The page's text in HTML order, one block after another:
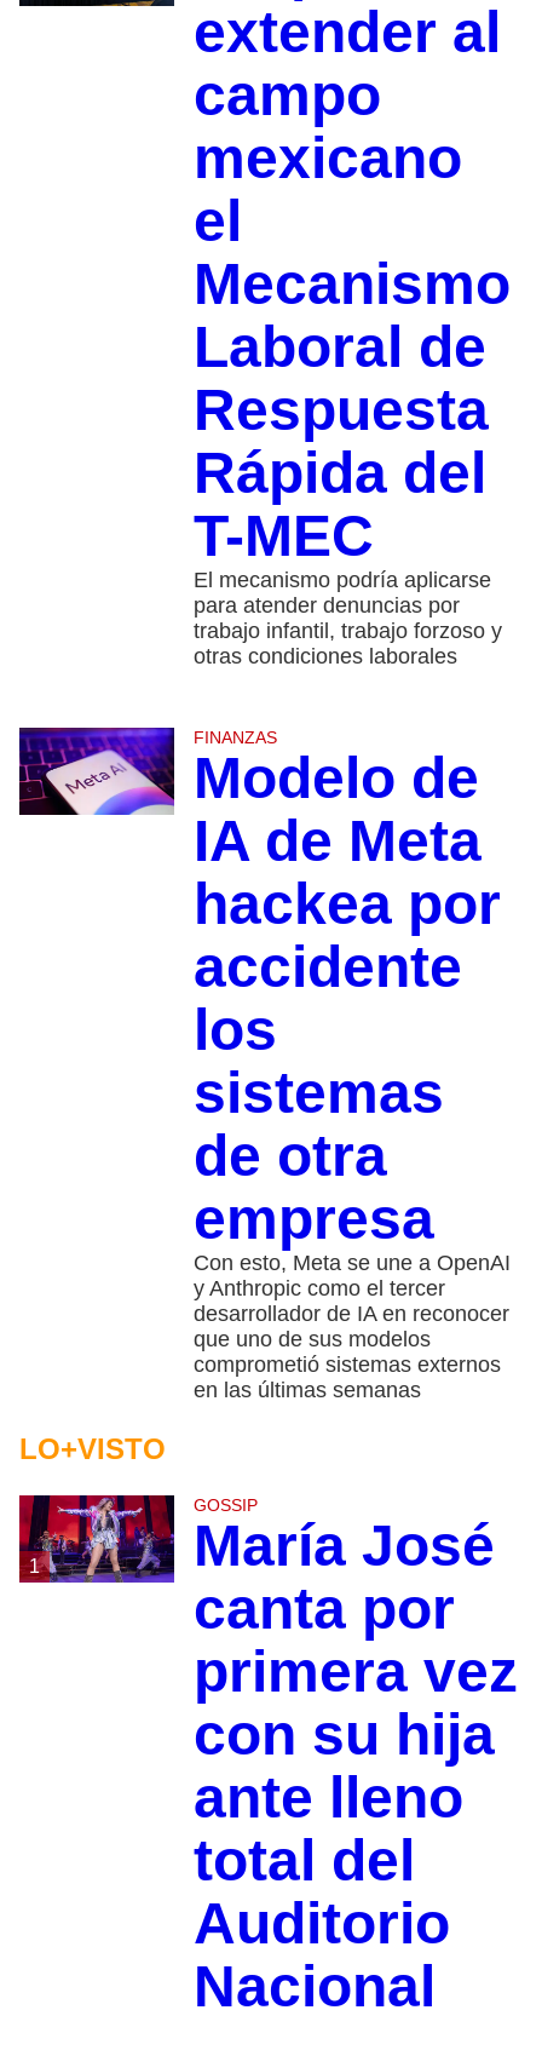
extender al
campo
mexicano
el
Mecanismo
Laboral de
Respuesta
Rápida del
T-MEC
El mecanismo podría aplicarse
para atender denuncias por
trabajo infantil, trabajo forzoso y
otras condiciones laborales
FINANZAS
Modelo de
IA de Meta
hackea por
accidente
los
sistemas
de otra
empresa
Con esto, Meta se une a OpenAI
y Anthropic como el tercer
desarrollador de IA en reconocer
que uno de sus modelos
comprometió sistemas externos
en las últimas semanas
LO+VISTO
1
GOSSIP
María José
canta por
primera vez
con su hija
ante lleno
total del
Auditorio
Nacional